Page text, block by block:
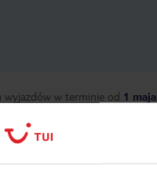
wyjazdów w terminie od 1